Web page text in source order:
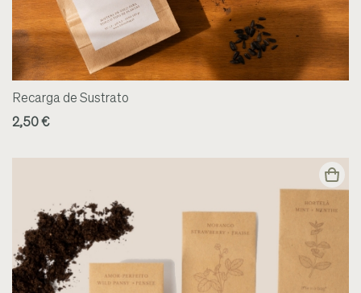
Recarga de Sustrato
2,50 €